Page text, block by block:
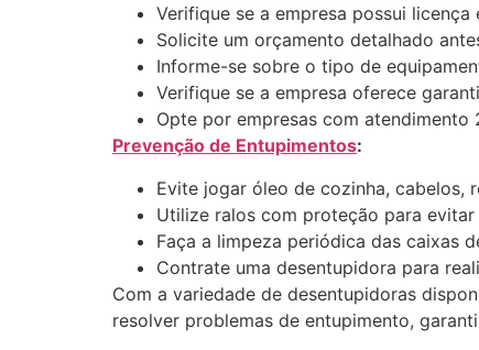
Verifique se a empresa possui
Solicite um orçamento detalhado
Informe-se sobre o tipo de
Verifique se a empresa oferece
Opte por empresas com atendimento
Prevenção de Entupimentos:
Evite jogar óleo de cozinha, cabelos,
Utilize ralos com proteção para
Faça a limpeza periódica das caixas
Contrate uma desentupidora para
Com a variedade de desentupidoras
resolver problemas de entupimento,